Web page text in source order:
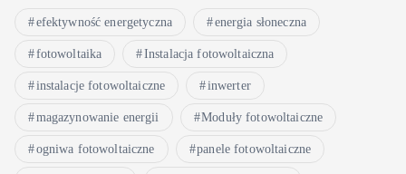
efektywność energetyczna energia słoneczna
fotowoltaika Instalacja fotowoltaiczna
instalacje fotowoltaiczne inwerter
magazynowanie energii Moduły fotowoltaiczne
ogniwa fotowoltaiczne panele fotowoltaiczne